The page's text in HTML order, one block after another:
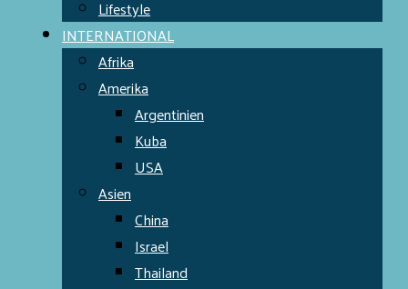
Lifestyle
INTERNATIONAL
Afrika
Amerika
Argentinien
Kuba
USA
Asien
China
Israel
Thailand